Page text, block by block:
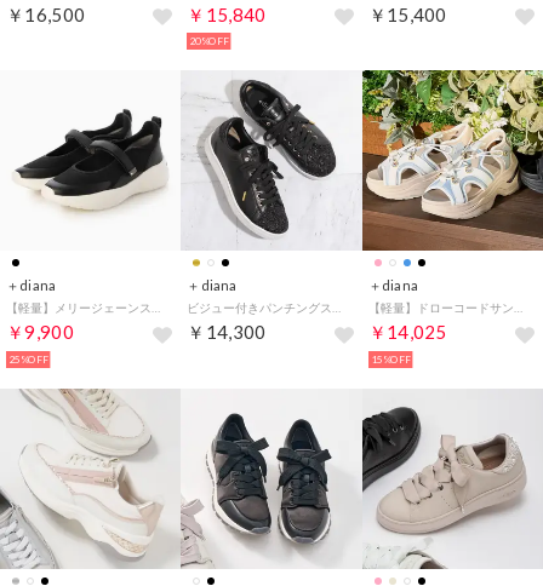
￥16,500 ￥15,840
20%OFF
￥15,400
＋diana
￥9,900
25%OFF
＋diana
￥14,300
＋diana
￥14,025
15%OFF